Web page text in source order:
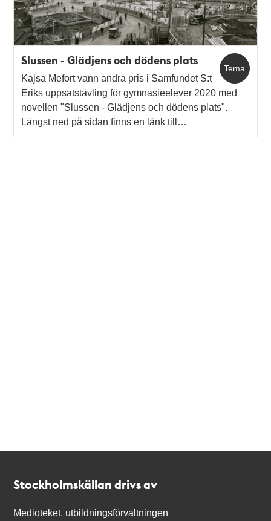
Tema
Slussen - Glädjens och dödens plats
Kajsa Mefort vann andra pris i Samfundet S:t
Eriks uppsatstävling för gymnasieelever 2020 med
novellen "Slussen - Glädjens och dödens plats".
Längst ned på sidan finns en länk till…
Stockholmskällan drivs av
Medioteket, utbildningsförvaltningen